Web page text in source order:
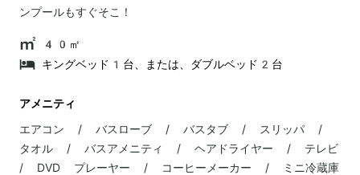
ンプールもすぐそこ！
40㎡
キングベッド1台、または、ダブルベッド2台
アメニティ
エアコン / バスローブ / バスタブ / スリッパ /
タオル / バスアメニティ / ヘアドライヤー / テレビ
/ DVD プレーヤー / コーヒーメーカー / ミニ冷蔵庫